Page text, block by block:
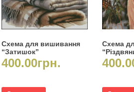
Схема для вишивання
“Затишок”
400.00грн.
Схема